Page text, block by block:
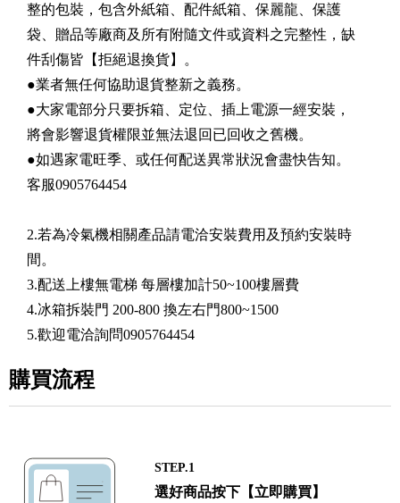
整的包裝，包含外紙箱、配件紙箱、保麗龍、保護
袋、贈品等廠商及所有附隨文件或資料之完整性，缺
件刮傷皆【拒絕退換貨】。
●業者無任何協助退貨整新之義務。
●大家電部分只要拆箱、定位、插上電源一經安裝，
將會影響退貨權限並無法退回已回收之舊機。
●如遇家電旺季、或任何配送異常狀況會盡快告知。
客服0905764454
2.若為冷氣機相關產品請電洽安裝費用及預約安裝時
間。
3.配送上樓無電梯 每層樓加計50~100樓層費
4.冰箱拆裝門 200-800 換左右門800~1500
5.歡迎電洽詢問0905764454
購買流程
STEP.1
選好商品按下【立即購買】